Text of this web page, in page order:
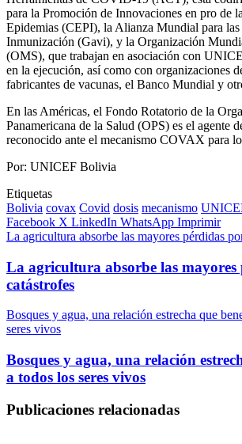
para la Promoción de Innovaciones en pro de
Epidemias (CEPI), la Alianza Mundial para las
Inmunización (Gavi), y la Organización
(OMS), que trabajan en asociación con
en la ejecución, así como con organizaciones
fabricantes de vacunas, el Banco Mundial y
En las Américas, el Fondo Rotatorio de la
Panamericana de la Salud (OPS) es el agente
reconocido ante el mecanismo COVAX para
Por: UNICEF Bolivia
Etiquetas
Bolivia covax Covid dosis mecanismo
Facebook X LinkedIn WhatsApp Imprimir
La agricultura absorbe las mayores pérdidas
La agricultura absorbe las mayores
catástrofes
Bosques y agua, una relación estrecha que
seres vivos
Bosques y agua, una relación
a todos los seres vivos
Publicaciones relacionadas